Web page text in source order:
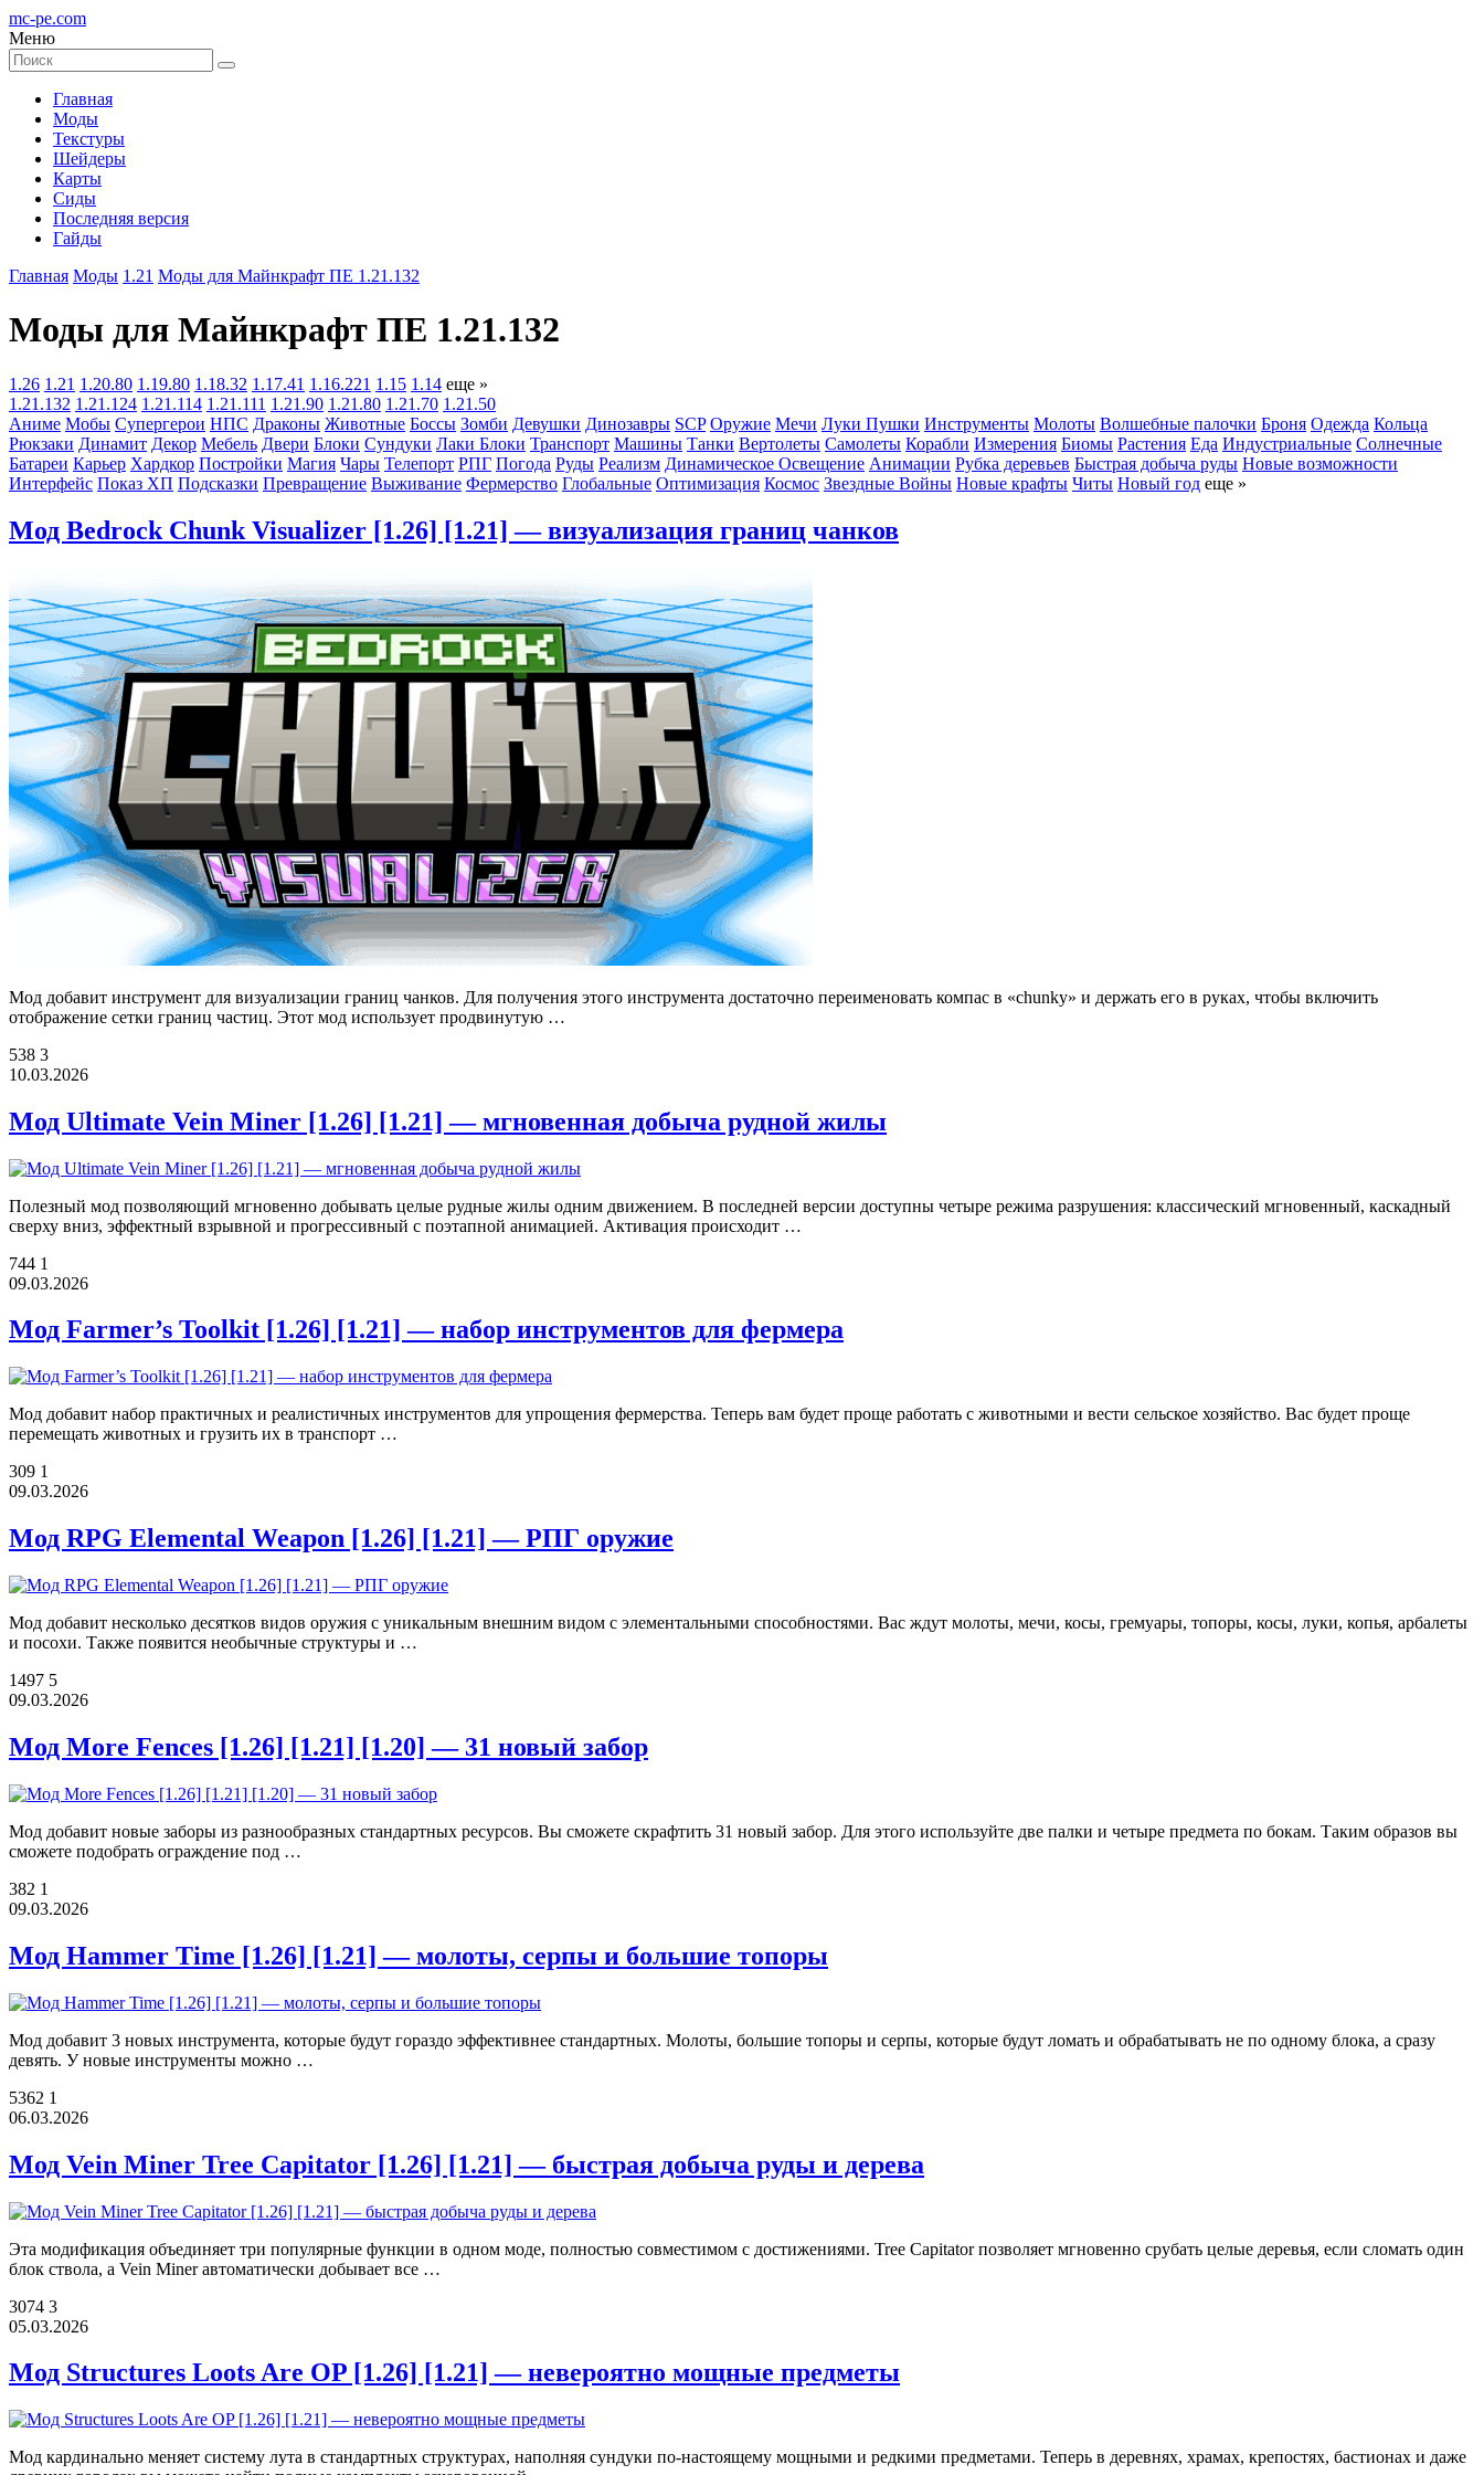
mc-pe.com
Меню
Главная
Моды
Текстуры
Шейдеры
Карты
Сиды
Последняя версия
Гайды
Главная Моды 1.21 Моды для Майнкрафт ПЕ 1.21.132
Моды для Майнкрафт ПЕ 1.21.132
1.26 1.21 1.20.80 1.19.80 1.18.32 1.17.41 1.16.221 1.15 1.14 еще »
1.21.132 1.21.124 1.21.114 1.21.111 1.21.90 1.21.80 1.21.70 1.21.50
Аниме Мобы Супергерои НПС Драконы Животные Боссы Зомби Девушки Динозавры SCP Оружие Мечи Луки Пушки Инструменты Молоты Волшебные палочки Броня Одежда Кольца
Рюкзаки Динамит Декор Мебель Двери Блоки Сундуки Лаки Блоки Транспорт Машины Танки Вертолеты Самолеты Корабли Измерения Биомы Растения Еда Индустриальные Солнечные
Батареи Карьер Хардкор Постройки Магия Чары Телепорт РПГ Погода Руды Реализм Динамическое Освещение Анимации Рубка деревьев Быстрая добыча руды Новые возможности
Интерфейс Показ ХП Подсказки Превращение Выживание Фермерство Глобальные Оптимизация Космос Звездные Войны Новые крафты Читы Новый год еще »
Мод Bedrock Chunk Visualizer [1.26] [1.21] — визуализация границ чанков
Мод добавит инструмент для визуализации границ чанков. Для получения этого инструмента достаточно переименовать компас в «chunky» и держать его в руках, чтобы включить
отображение сетки границ частиц. Этот мод использует продвинутую …
538 3
10.03.2026
Мод Ultimate Vein Miner [1.26] [1.21] — мгновенная добыча рудной жилы
Полезный мод позволяющий мгновенно добывать целые рудные жилы одним движением. В последней версии доступны четыре режима разрушения: классический мгновенный, каскадный
сверху вниз, эффектный взрывной и прогрессивный с поэтапной анимацией. Активация происходит …
744 1
09.03.2026
Мод Farmer’s Toolkit [1.26] [1.21] — набор инструментов для фермера
Мод добавит набор практичных и реалистичных инструментов для упрощения фермерства. Теперь вам будет проще работать с животными и вести сельское хозяйство. Вас будет проще
перемещать животных и грузить их в транспорт …
309 1
09.03.2026
Мод RPG Elemental Weapon [1.26] [1.21] — РПГ оружие
Мод добавит несколько десятков видов оружия с уникальным внешним видом с элементальными способностями. Вас ждут молоты, мечи, косы, гремуары, топоры, косы, луки, копья, арбалеты
и посохи. Также появится необычные структуры и …
1497 5
09.03.2026
Мод More Fences [1.26] [1.21] [1.20] — 31 новый забор
Мод добавит новые заборы из разнообразных стандартных ресурсов. Вы сможете скрафтить 31 новый забор. Для этого используйте две палки и четыре предмета по бокам. Таким образов вы
сможете подобрать ограждение под …
382 1
09.03.2026
Мод Hammer Time [1.26] [1.21] — молоты, серпы и большие топоры
Мод добавит 3 новых инструмента, которые будут гораздо эффективнее стандартных. Молоты, большие топоры и серпы, которые будут ломать и обрабатывать не по одному блока, а сразу
девять. У новые инструменты можно …
5362 1
06.03.2026
Мод Vein Miner Tree Capitator [1.26] [1.21] — быстрая добыча руды и дерева
Эта модификация объединяет три популярные функции в одном моде, полностью совместимом с достижениями. Tree Capitator позволяет мгновенно срубать целые деревья, если сломать один
блок ствола, а Vein Miner автоматически добывает все …
3074 3
05.03.2026
Мод Structures Loots Are OP [1.26] [1.21] — невероятно мощные предметы
Мод кардинально меняет систему лута в стандартных структурах, наполняя сундуки по-настоящему мощными и редкими предметами. Теперь в деревнях, храмах, крепостях, бастионах и даже